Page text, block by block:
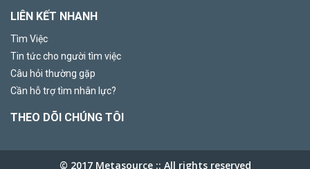
LIÊN KẾT NHANH
Tìm Việc
Tin tức cho người tìm việc
Câu hỏi thường gặp
Cần hỗ trợ tìm nhân lực?
THEO DÕI CHÚNG TÔI
© 2017 Metasource :: All rights reserved